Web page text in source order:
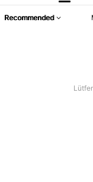
Recommended